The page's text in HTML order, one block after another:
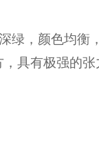
绿，颜色均衡
具有极强的张